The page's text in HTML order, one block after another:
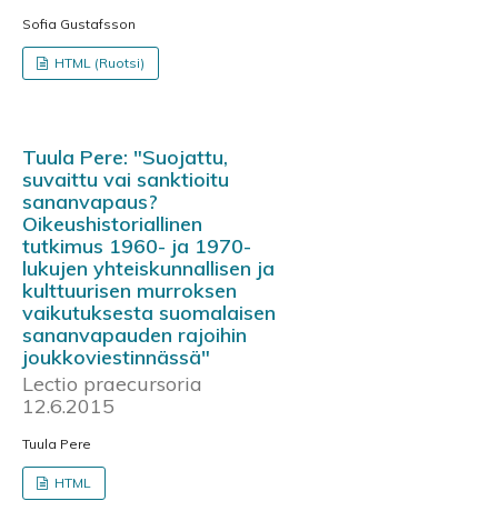
Sofia Gustafsson
HTML (Ruotsi)
Tuula Pere: "Suojattu,
suvaittu vai sanktioitu
sananvapaus?
Oikeushistoriallinen
tutkimus 1960- ja 1970-
lukujen yhteiskunnallisen ja
kulttuurisen murroksen
vaikutuksesta suomalaisen
sananvapauden rajoihin
joukkoviestinnässä"
Lectio praecursoria
12.6.2015
Tuula Pere
HTML